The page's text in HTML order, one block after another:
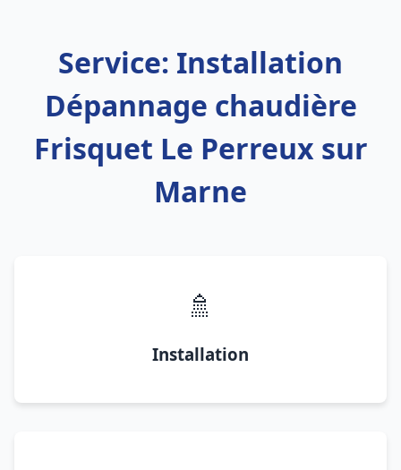
Service: Installation
Dépannage chaudière
Frisquet Le Perreux sur
Marne
🚿
Installation